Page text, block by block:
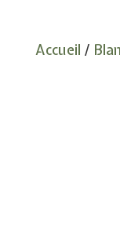
Accueil /